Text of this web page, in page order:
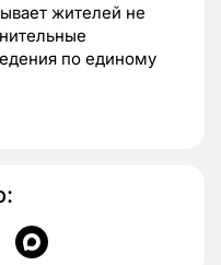
жителей не
по единому